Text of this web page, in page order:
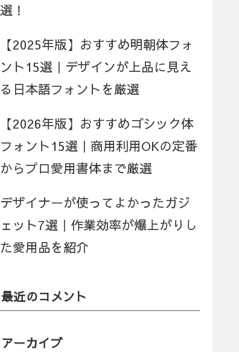
選！
【2025年版】おすすめ明朝体フォ
ント15選｜デザインが上品に見え
る日本語フォントを厳選
【2026年版】おすすめゴシック体
フォント15選｜商用利用OKの定番
からプロ愛用書体まで厳選
デザイナーが使ってよかったガジ
ェット7選｜作業効率が爆上がりし
た愛用品を紹介
最近のコメント
アーカイブ